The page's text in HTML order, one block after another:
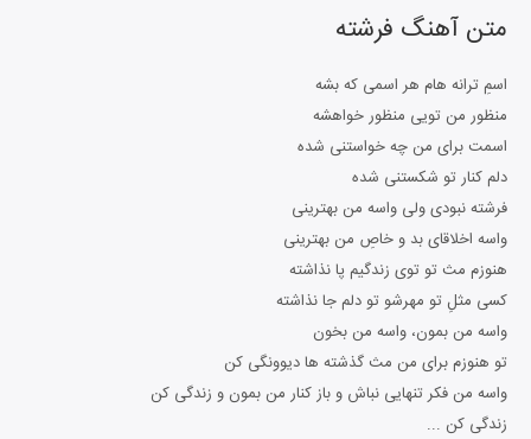
متن آهنگ فرشته
اسمِ ترانه هام هر اسمی که بشه
منظور من تویی منظور خواهشه
اسمت برای من چه خواستنی شده
دلم کنار تو شکستنی شده
فرشته نبودی ولی واسه من بهترینی
واسه اخلاقای بد و خاصِ من بهترینی
هنوزم مث تو توی زندگیم پا نذاشته
کسی مثلِ تو مهرشو تو دلم جا نذاشته
واسه من بمون، واسه من بخون
تو هنوزم برای من مث گذشته ها دیوونگی کن
واسه من فکر تنهایی نباش و باز کنار من بمون و زندگی کن
زندگی کن ...